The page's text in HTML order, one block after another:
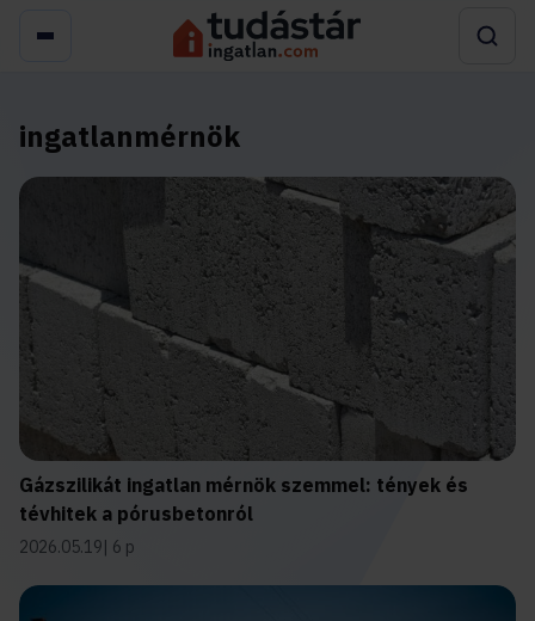
ingatlanmérnök
Gázszilikát ingatlan mérnök szemmel: tények és
tévhitek a pórusbetonról
2026.05.19 6 p